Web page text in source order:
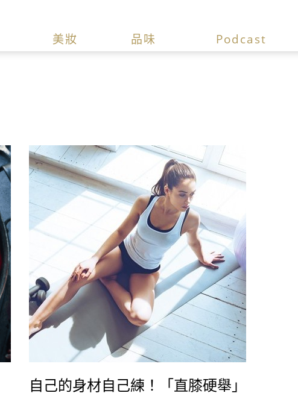
美妝 品味 Podcast
自己的身材自己練！「直膝硬舉」